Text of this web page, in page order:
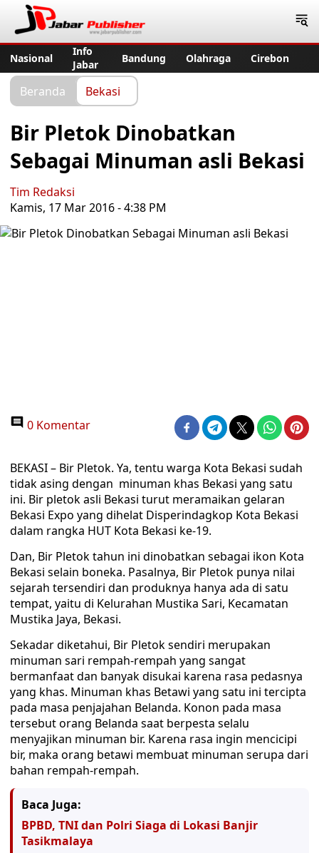
Nasional
Info
Jabar
Bandung Olahraga Cirebon
Beranda Bekasi
Bir Pletok Dinobatkan
Sebagai Minuman asli Bekasi
Tim Redaksi
Kamis, 17 Mar 2016 - 4:38 PM
0 Komentar
BEKASI – Bir Pletok. Ya, tentu warga Kota Bekasi sudah
tidak asing dengan minuman khas Bekasi yang satu
ini. Bir pletok asli Bekasi turut meramaikan gelaran
Bekasi Expo yang dihelat Disperindagkop Kota Bekasi
dalam rangka HUT Kota Bekasi ke-19.
Dan, Bir Pletok tahun ini dinobatkan sebagai ikon Kota
Bekasi selain boneka. Pasalnya, Bir Pletok punya nilai
sejarah tersendiri dan produknya hanya ada di satu
tempat, yaitu di Kelurahan Mustika Sari, Kecamatan
Mustika Jaya, Bekasi.
Sekadar diketahui, Bir Pletok sendiri merupakan
minuman sari rempah-rempah yang sangat
bermanfaat dan banyak disukai karena rasa pedasnya
yang khas. Minuman khas Betawi yang satu ini tercipta
pada masa penjajahan Belanda. Konon pada masa
tersebut orang Belanda saat berpesta selalu
menyajikan minuman bir. Karena rasa ingin mencicipi
bir, maka orang betawi membuat minuman serupa dari
bahan rempah-rempah.
Baca Juga:
BPBD, TNI dan Polri Siaga di Lokasi Banjir
Tasikmalaya